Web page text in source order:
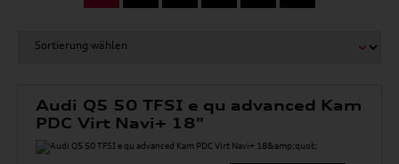
Audi Q5 50 TFSI e qu advanced Kam
PDC Virt Navi+ 18"